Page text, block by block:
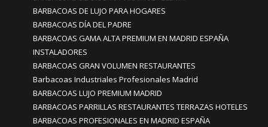
BARBACOAS DE LUJO PARA HOGARES
BARBACOAS DÍA DEL PADRE
BARBACOAS GAMA ALTA PREMIUM EN MADRID ESPAÑA
INSTALADORES
BARBACOAS GRAN VOLUMEN RESTAURANTES
Barbacoas Industriales Profesionales Madrid
BARBACOAS LUJO PREMIUM MADRID
BARBACOAS PARRILLAS RESTAURANTES TERRAZAS HOTELES
BARBACOAS PROFESIONALES EN MADRID ESPAÑA